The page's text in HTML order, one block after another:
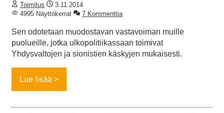
Toimitus
3.11.2014
4995 Näyttökerrat
7 Kommenttia
Sen odotetaan muodostavan vastavoiman muille
puolueille, jotka ulkopolitiikassaan toimivat
Yhdysvaltojen ja sionistien käskyjen mukaisesti.
Lue lisää